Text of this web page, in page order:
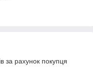
за рахунок покупця